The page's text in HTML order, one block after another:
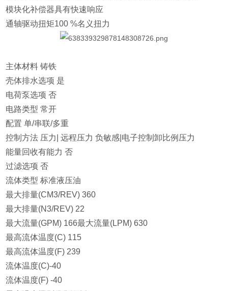
模块化补偿器具有快速响应
通轴驱动扭矩100 %名义扭力
主体材料 铸铁
壳体排水选项 是
电荷泵选项 否
电路类型 常开
配置 单/串联/多重
控制方法 压力| 远程压力 负敏感|电子控制卸比例压力
能量回收有能力 否
过滤选项 否
流体类型 标准液压油
最大排量(CM3/REV) 360
最大排量(N3/REV) 22
最大流量(GPM) 166最大流量(LPM) 630
最高流体温度(C) 115
最高流体温度(F) 239
流体温度(C)-40
流体温度(F) -40